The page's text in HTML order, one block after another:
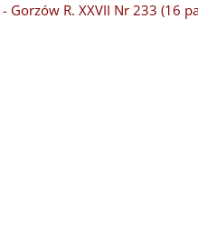
R. XXVII Nr 233 (16